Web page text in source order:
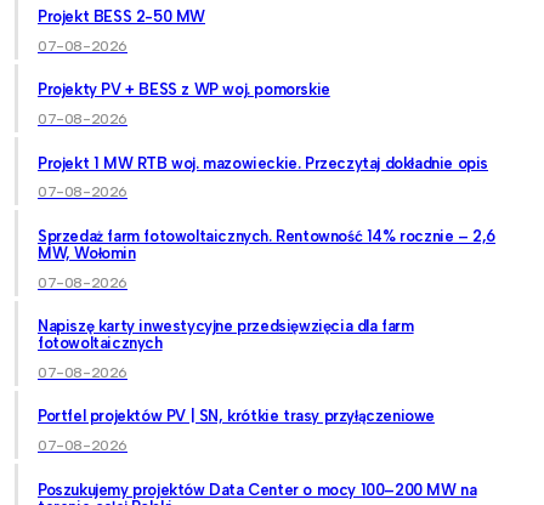
Projekt BESS 2-50 MW
07-08-2026
Projekty PV + BESS z WP woj. pomorskie
07-08-2026
Projekt 1 MW RTB woj. mazowieckie. Przeczytaj dokładnie opis
07-08-2026
Sprzedaż farm fotowoltaicznych. Rentowność 14% rocznie – 2,6
MW, Wołomin
07-08-2026
Napiszę karty inwestycyjne przedsięwzięcia dla farm
fotowoltaicznych
07-08-2026
Portfel projektów PV | SN, krótkie trasy przyłączeniowe
07-08-2026
Poszukujemy projektów Data Center o mocy 100–200 MW na